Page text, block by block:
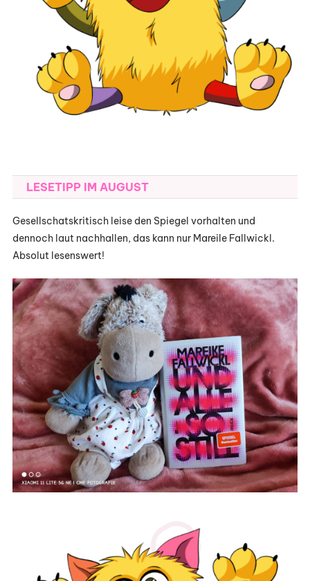
LESETIPP IM AUGUST
Gesellschatskritisch leise den Spiegel vorhalten und
dennoch laut nachhallen, das kann nur Mareile Fallwickl.
Absolut lesenswert!